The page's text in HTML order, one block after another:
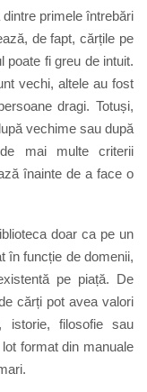
primele întrebări
de fapt, cărțile pe
poate fi greu de intuit.
vechi, altele au fost
dragi. Totuși,
vechime sau după
mai multe criterii
înainte de a face o
doar ca pe un
în funcție de domenii,
pe piață. De
cărți pot avea valori
filosofie sau
format din manuale